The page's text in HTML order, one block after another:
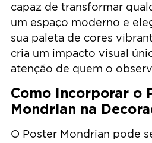
capaz de transformar
um espaço moderno e
sua paleta de cores
cria um impacto visual
atenção de quem o
Como Incorporar o
Mondrian na
O Poster Mondrian pode